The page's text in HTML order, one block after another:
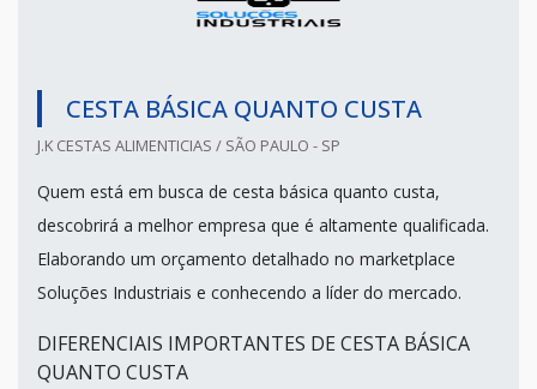
CESTA BÁSICA QUANTO CUSTA
J.K CESTAS ALIMENTICIAS / SÃO PAULO - SP
Quem está em busca de cesta básica quanto custa,
descobrirá a melhor empresa que é altamente qualificada.
Elaborando um orçamento detalhado no marketplace
Soluções Industriais e conhecendo a líder do mercado.
DIFERENCIAIS IMPORTANTES DE CESTA BÁSICA
QUANTO CUSTA